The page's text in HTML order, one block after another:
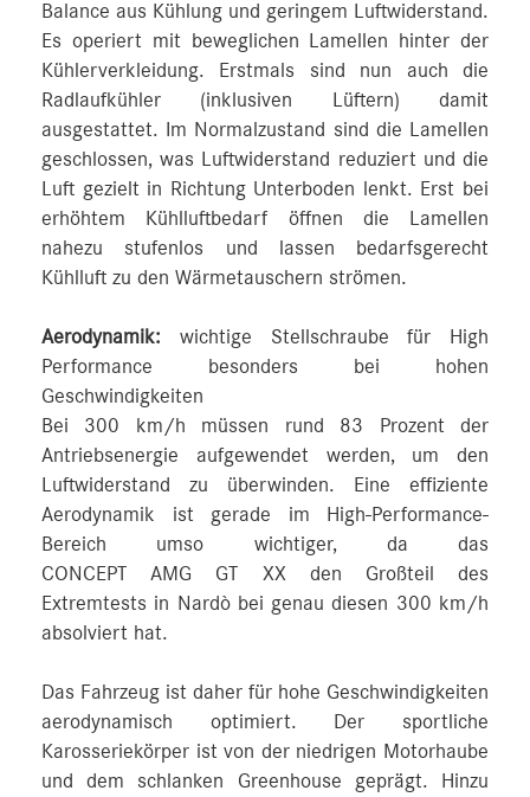
Balance aus Kühlung und geringem Luftwiderstand.
Es operiert mit beweglichen Lamellen hinter der
Kühlerverkleidung. Erstmals sind nun auch die
Radlaufkühler (inklusiven Lüftern) damit
ausgestattet. Im Normalzustand sind die Lamellen
geschlossen, was Luftwiderstand reduziert und die
Luft gezielt in Richtung Unterboden lenkt. Erst bei
erhöhtem Kühlluftbedarf öffnen die Lamellen
nahezu stufenlos und lassen bedarfsgerecht
Kühlluft zu den Wärmetauschern strömen.
Aerodynamik: wichtige Stellschraube für High
Performance besonders bei hohen
Geschwindigkeiten
Bei 300 km/h müssen rund 83 Prozent der
Antriebsenergie aufgewendet werden, um den
Luftwiderstand zu überwinden. Eine effiziente
Aerodynamik ist gerade im High‑Performance-
Bereich umso wichtiger, da das
CONCEPT AMG GT XX den Großteil des
Extremtests in Nardò bei genau diesen 300 km/h
absolviert hat.
Das Fahrzeug ist daher für hohe Geschwindigkeiten
aerodynamisch optimiert. Der sportliche
Karosseriekörper ist von der niedrigen Motorhaube
und dem schlanken Greenhouse geprägt. Hinzu